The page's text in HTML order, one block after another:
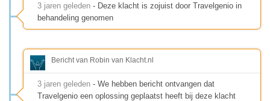
3 jaren geleden - Deze klacht is zojuist door Travelgenio in
behandeling genomen
Bericht van Robin van Klacht.nl
3 jaren geleden - We hebben bericht ontvangen dat
Travelgenio een oplossing geplaatst heeft bij deze klacht